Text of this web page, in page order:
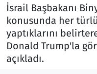
İsrail Başbakanı
konusunda her
yaptıklarını
Donald Trump'la
açıkladı.
Lezzet Durağı
Memur ve Kamu
Otomobil